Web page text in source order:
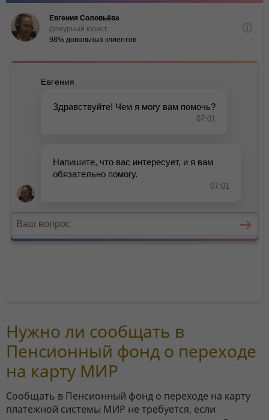
Нужно ли сообщать в
Пенсионный фонд о переходе
на карту МИР
Сообщать в Пенсионный фонд о переходе на карту
платежной системы МИР не требуется, если